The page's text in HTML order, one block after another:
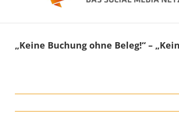
„Keine Buchung ohne Beleg!“ –